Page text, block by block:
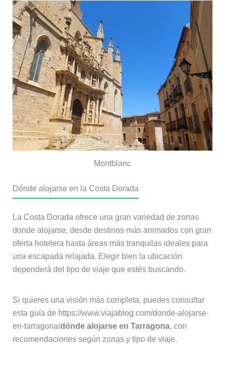
Montblanc
Dónde alojarse en la Costa Dorada
La Costa Dorada ofrece una gran variedad de zonas
donde alojarse, desde destinos más animados con gran
oferta hotelera hasta áreas más tranquilas ideales para
una escapada relajada. Elegir bien la ubicación
dependerá del tipo de viaje que estés buscando.
Si quieres una visión más completa, puedes consultar
esta guía de https://www.viajablog.com/donde-alojarse-
en-tarragona/dónde alojarse en Tarragona, con
recomendaciones según zonas y tipo de viaje.